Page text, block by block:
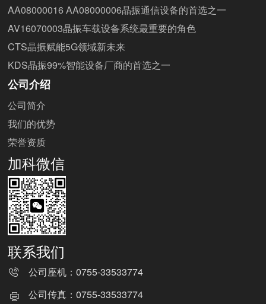
AA08000016 AA08000006晶振通信设备的首选之一
AV16070003晶振车载设备系统最重要的角色
CTS晶振赋能5G领域新未来
KDS晶振99%智能设备厂商的首选之一
公司介绍
公司简介
我们的优势
荣誉资质
加科微信
联系我们
公司座机：0755-33533774
公司传真：0755-33533774